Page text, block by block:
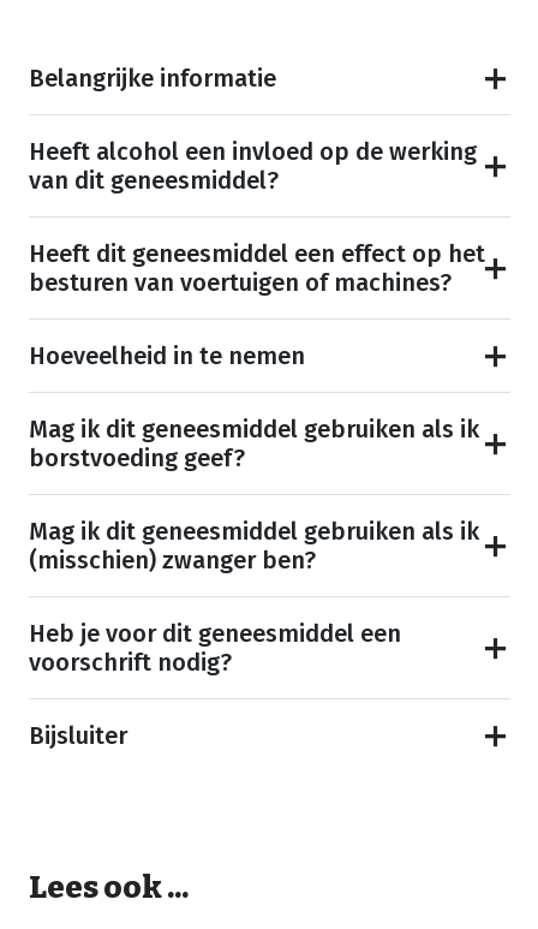
Belangrijke informatie
Heeft alcohol een invloed op de werking
van dit geneesmiddel?
Heeft dit geneesmiddel een effect op het
besturen van voertuigen of machines?
Hoeveelheid in te nemen
Mag ik dit geneesmiddel gebruiken als ik
borstvoeding geef?
Mag ik dit geneesmiddel gebruiken als ik
(misschien) zwanger ben?
Heb je voor dit geneesmiddel een
voorschrift nodig?
Bijsluiter
Lees ook ...